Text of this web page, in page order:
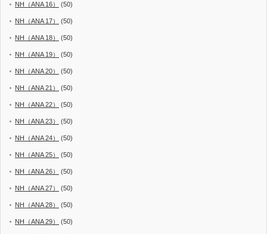
NH（ANA 16） (50)
NH（ANA 17） (50)
NH（ANA 18） (50)
NH（ANA 19） (50)
NH（ANA 20） (50)
NH（ANA 21） (50)
NH（ANA 22） (50)
NH（ANA 23） (50)
NH（ANA 24） (50)
NH（ANA 25） (50)
NH（ANA 26） (50)
NH（ANA 27） (50)
NH（ANA 28） (50)
NH（ANA 29） (50)